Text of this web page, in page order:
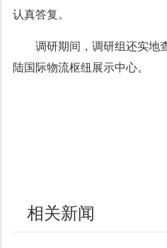
认真答复。
调研期间，调研组还实地
陆国际物流枢纽展示中心。
相关新闻